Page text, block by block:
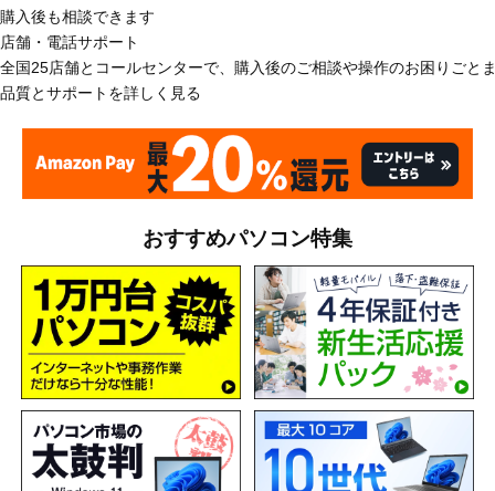
購入後も相談できます
店舗・電話サポート
全国25店舗とコールセンターで、購入後のご相談や操作のお困りごと
品質とサポートを詳しく見る
おすすめパソコン特集